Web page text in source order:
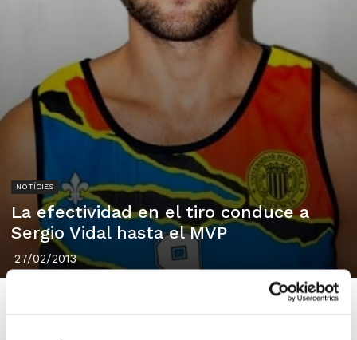
NOTÍCIES
La efectividad en el tiro conduce a
Sergio Vidal hasta el MVP
27/02/2013